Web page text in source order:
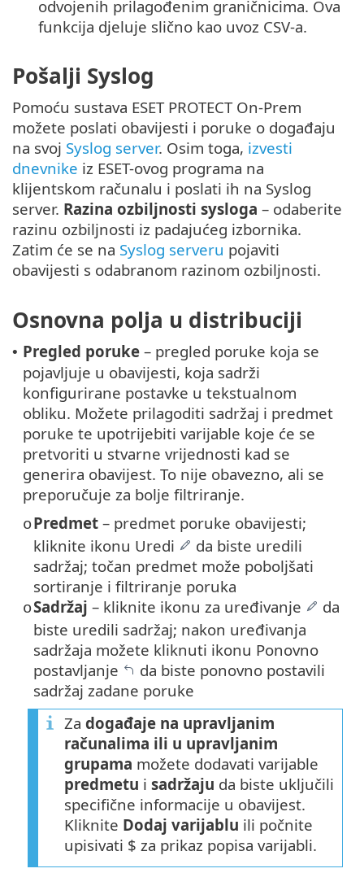
odvojenih prilagođenim graničnicima. Ova
funkcija djeluje slično kao uvoz CSV-a.
Pošalji Syslog
Pomoću sustava ESET PROTECT On-Prem
možete poslati obavijesti i poruke o događaju
na svoj Syslog server. Osim toga, izvesti
dnevnike iz ESET-ovog programa na
klijentskom računalu i poslati ih na Syslog
server. Razina ozbiljnosti sysloga – odaberite
razinu ozbiljnosti iz padajućeg izbornika.
Zatim će se na Syslog serveru pojaviti
obavijesti s odabranom razinom ozbiljnosti.
Osnovna polja u distribuciji
• Pregled poruke – pregled poruke koja se
pojavljuje u obavijesti, koja sadrži
konfigurirane postavke u tekstualnom
obliku. Možete prilagoditi sadržaj i predmet
poruke te upotrijebiti varijable koje će se
pretvoriti u stvarne vrijednosti kad se
generira obavijest. To nije obavezno, ali se
preporučuje za bolje filtriranje.
oPredmet – predmet poruke obavijesti;
kliknite ikonu Uredi
da biste uredili
sadržaj; točan predmet može poboljšati
sortiranje i filtriranje poruka
oSadržaj – kliknite ikonu za uređivanje
da
biste uredili sadržaj; nakon uređivanja
sadržaja možete kliknuti ikonu Ponovno
postavljanje
da biste ponovno postavili
sadržaj zadane poruke
Za događaje na upravljanim
računalima ili u upravljanim
grupama možete dodavati varijable
predmetu i sadržaju da biste uključili
specifične informacije u obavijest.
Kliknite Dodaj varijablu ili počnite
upisivati $ za prikaz popisa varijabli.